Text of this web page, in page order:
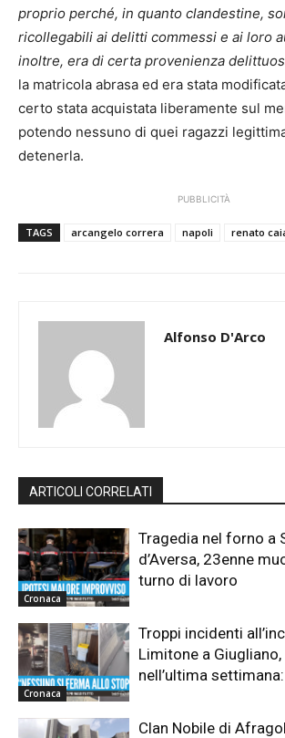
proprio perché, in quanto clandestine,
ricollegabili ai delitti commessi e ai loro
inoltre, era di certa provenienza
la matricola abrasa ed era stata
certo stata acquistata liberamente sul
potendo nessuno di quei ragazzi
detenerla.
PUBBLICITÀ
TAGS arcangelo correra napoli renato
Alfonso D'Arco
ARTICOLI CORRELATI
Cronaca
Tragedia nel forno a
d’Aversa, 23enne
turno di lavoro
Cronaca
Troppi incidenti
Limitone a
nell’ultima
Clan Nobile di